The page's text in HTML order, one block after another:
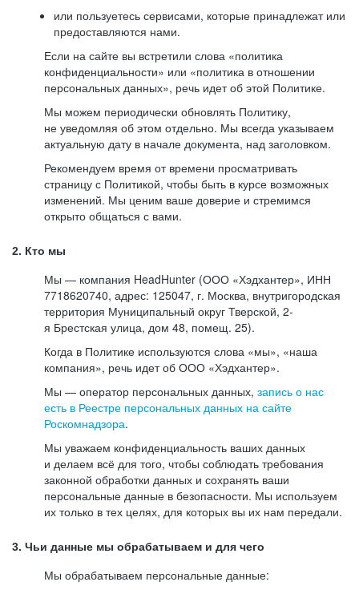
или пользуетесь сервисами, которые принадлежат или
предоставляются нами.
Если на сайте вы встретили слова «политика
конфиденциальности» или «политика в отношении
персональных данных», речь идет об этой Политике.
Мы можем периодически обновлять Политику,
не уведомляя об этом отдельно. Мы всегда указываем
актуальную дату в начале документа, над заголовком.
Рекомендуем время от времени просматривать
страницу с Политикой, чтобы быть в курсе возможных
изменений. Мы ценим ваше доверие и стремимся
открыто общаться с вами.
2. Кто мы
Мы — компания HeadHunter (ООО «Хэдхантер», ИНН
7718620740, адрес: 125047, г. Москва, внутригородская
территория Муниципальный округ Тверской, 2-
я Брестская улица, дом 48, помещ. 25).
Когда в Политике используются слова «мы», «наша
компания», речь идет об ООО «Хэдхантер».
Мы — оператор персональных данных, запись о нас
есть в Реестре персональных данных на сайте
Роскомнадзора.
Мы уважаем конфиденциальность ваших данных
и делаем всё для того, чтобы соблюдать требования
законной обработки данных и сохранять ваши
персональные данные в безопасности. Мы используем
их только в тех целях, для которых вы их нам передали.
3. Чьи данные мы обрабатываем и для чего
Мы обрабатываем персональные данные: